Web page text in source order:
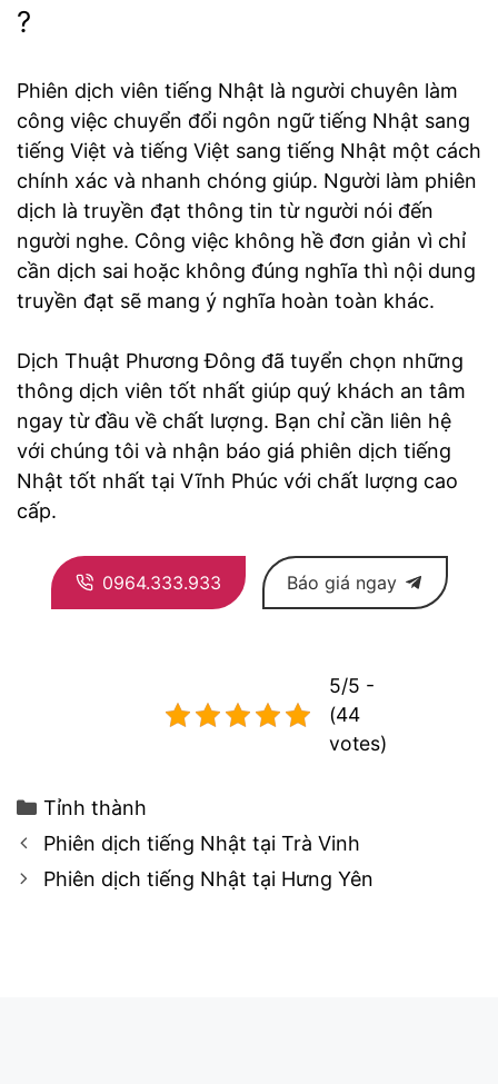
?
Phiên dịch viên tiếng Nhật là người chuyên làm
công việc chuyển đổi ngôn ngữ tiếng Nhật sang
tiếng Việt và tiếng Việt sang tiếng Nhật một cách
chính xác và nhanh chóng giúp. Người làm phiên
dịch là truyền đạt thông tin từ người nói đến
người nghe. Công việc không hề đơn giản vì chỉ
cần dịch sai hoặc không đúng nghĩa thì nội dung
truyền đạt sẽ mang ý nghĩa hoàn toàn khác.
Dịch Thuật Phương Đông đã tuyển chọn những
thông dịch viên tốt nhất giúp quý khách an tâm
ngay từ đầu về chất lượng. Bạn chỉ cần liên hệ
với chúng tôi và nhận báo giá phiên dịch tiếng
Nhật tốt nhất tại Vĩnh Phúc với chất lượng cao
cấp.
0964.333.933 Báo giá ngay
5/5 -
(44
votes)
Categories
Tỉnh thành
Post
navigation
Phiên dịch tiếng Nhật tại Trà Vinh
Phiên dịch tiếng Nhật tại Hưng Yên